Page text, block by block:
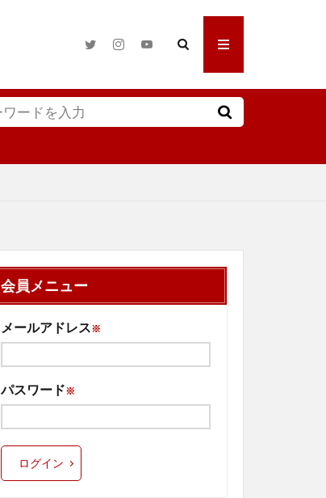
会員メニュー
メールアドレス※
パスワード※
ログイン